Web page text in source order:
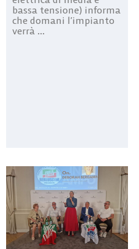
bassa tensione) informa
che domani l’impianto
verrà ...